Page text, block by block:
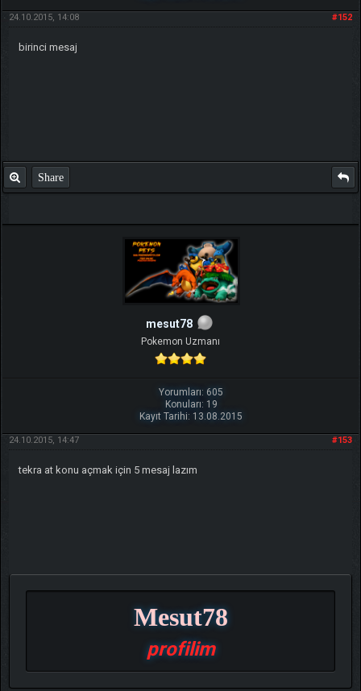
#152
24.10.2015, 14:08
birinci mesaj
Share
mesut78
Pokemon Uzmanı
Yorumları: 605
Konuları: 19
Kayıt Tarihi: 13.08.2015
#153
24.10.2015, 14:47
tekra at konu açmak için 5 mesaj lazım
Mesut78
profilim